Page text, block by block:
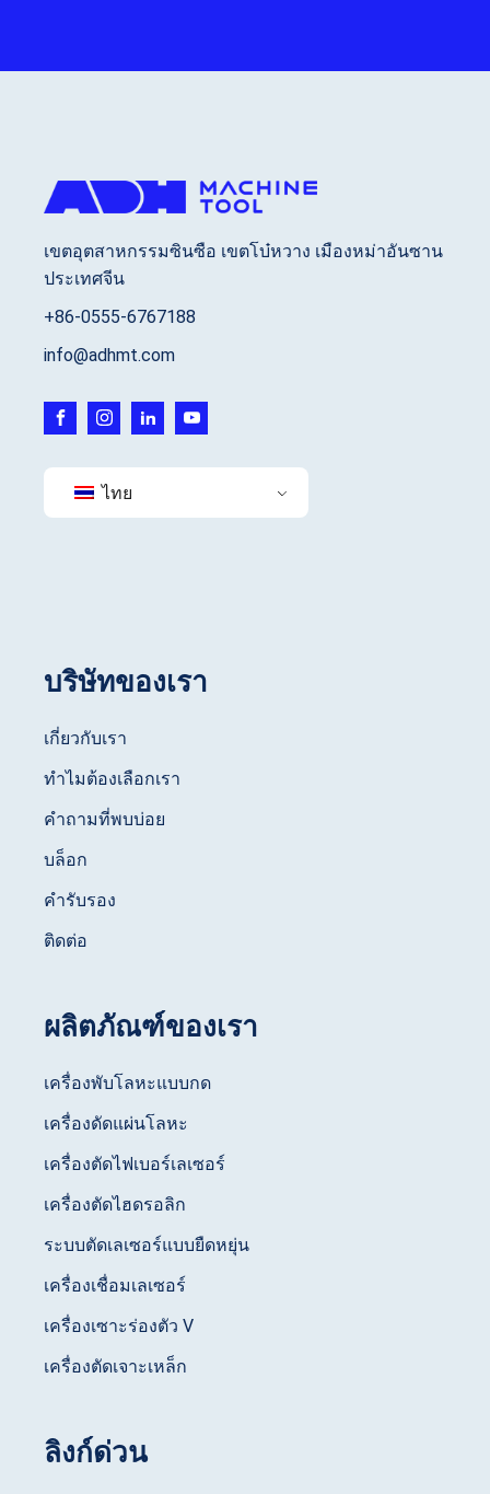
เขตอุตสาหกรรมซินซือ เขตโบ๋หวาง เมืองหม่าอันซาน
ประเทศจีน
+86-0555-6767188
info@adhmt.com
ไทย
บริษัทของเรา
เกี่ยวกับเรา
ทำไมต้องเลือกเรา
คำถามที่พบบ่อย
บล็อก
คำรับรอง
ติดต่อ
ผลิตภัณฑ์ของเรา
เครื่องพับโลหะแบบกด
เครื่องดัดแผ่นโลหะ
เครื่องตัดไฟเบอร์เลเซอร์
เครื่องตัดไฮดรอลิก
ระบบตัดเลเซอร์แบบยืดหยุ่น
เครื่องเชื่อมเลเซอร์
เครื่องเซาะร่องตัว V
เครื่องตัดเจาะเหล็ก
ลิงก์ด่วน